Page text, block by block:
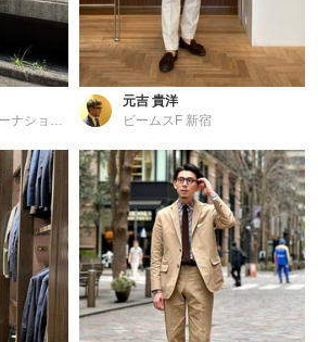
ビームスF／インターナショナルギャラリー ビームス
元吉 貴洋
ビームスF 新宿